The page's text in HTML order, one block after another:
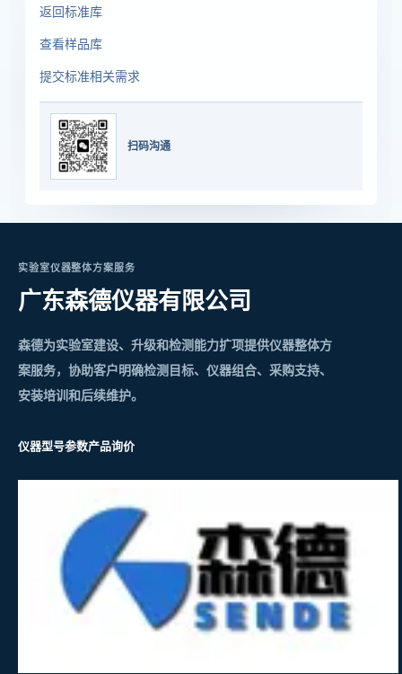
返回标准库
查看样品库
提交标准相关需求
扫码沟通
实验室仪器整体方案服务
广东森德仪器有限公司
森德为实验室建设、升级和检测能力扩项提供仪器整体方
案服务，协助客户明确检测目标、仪器组合、采购支持、
安装培训和后续维护。
仪器型号参数产品询价